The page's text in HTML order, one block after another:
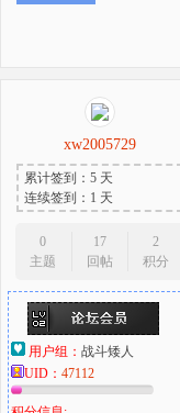
xw2005729
累计签到：5 天
连续签到：1 天
0
主题
17
回帖
2
积分
用户组： 战斗矮人
UID： 47112